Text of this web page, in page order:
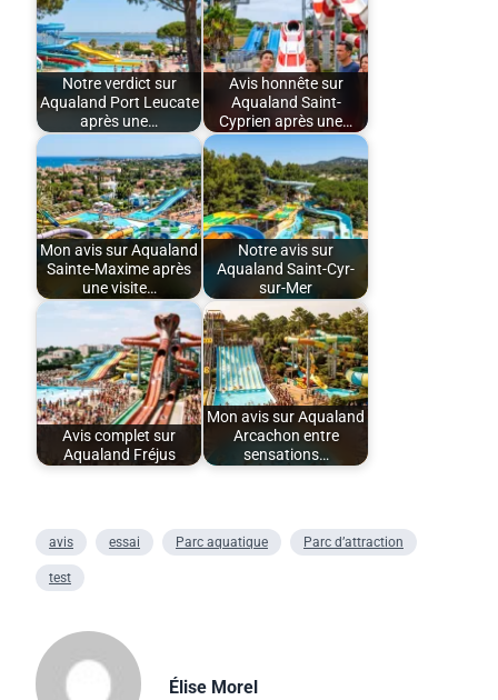
Notre verdict sur
Aqualand Port Leucate
après une…
Avis honnête sur
Aqualand Saint-
Cyprien après une…
Mon avis sur Aqualand
Sainte-Maxime après
une visite…
Notre avis sur
Aqualand Saint-Cyr-
sur-Mer
Avis complet sur
Aqualand Fréjus
Mon avis sur Aqualand
Arcachon entre
sensations…
avis essai Parc aquatique Parc d’attraction
test
Élise Morel